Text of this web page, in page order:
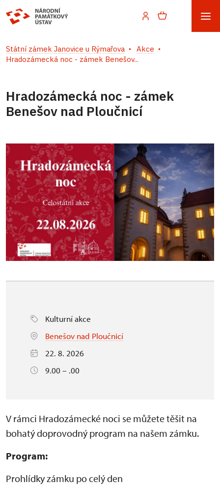
Státní zámek Janovice u Rýmařova
Akce
Hradozámecká noc - zámek Benešov...
Hradozámecká noc - zámek
Benešov nad Ploučnicí
Kulturní akce
Benešov nad Ploučnicí
22. 8. 2026
9.00 – .00
V rámci Hradozámecké noci se můžete těšit na
bohatý doprovodný program na našem zámku.
Program:
Prohlídky zámku po celý den